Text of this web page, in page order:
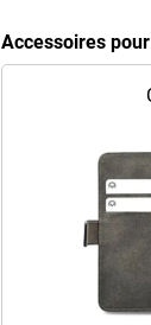
Accessoires